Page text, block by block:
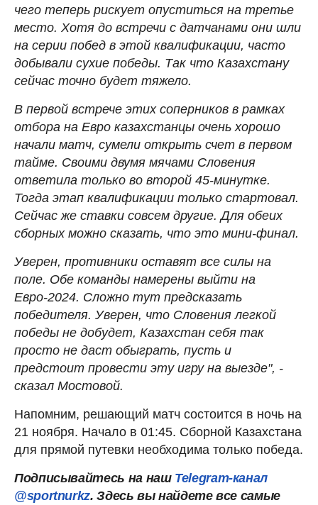
чего теперь рискует опуститься на третье
место. Хотя до встречи с датчанами они шли
на серии побед в этой квалификации, часто
добывали сухие победы. Так что Казахстану
сейчас точно будет тяжело.
В первой встрече этих соперников в рамках
отбора на Евро казахстанцы очень хорошо
начали матч, сумели открыть счет в первом
тайме. Своими двумя мячами Словения
ответила только во второй 45-минутке.
Тогда этап квалификации только стартовал.
Сейчас же ставки совсем другие. Для обеих
сборных можно сказать, что это мини-финал.
Уверен, противники оставят все силы на
поле. Обе команды намерены выйти на
Евро-2024. Сложно тут предсказать
победителя. Уверен, что Словения легкой
победы не добудет, Казахстан себя так
просто не даст обыграть, пусть и
предстоит провести эту игру на выезде", -
сказал Мостовой.
Напомним, решающий матч состоится в ночь на
21 ноября. Начало в 01:45. Сборной Казахстана
для прямой путевки необходима только победа.
Подписывайтесь на наш Telegram-канал
@sportnurkz. Здесь вы найдете все самые